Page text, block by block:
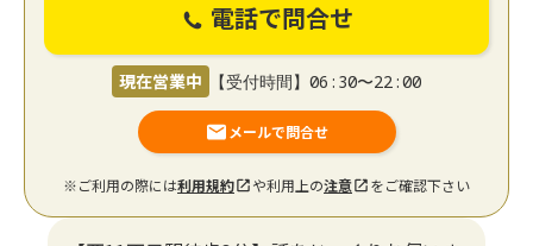
電話で問合せ
現在営業中 【受付時間】06:30〜22:00
メールで問合せ
※ご利用の際には利用規約 や利用上の注意 をご確認下さい